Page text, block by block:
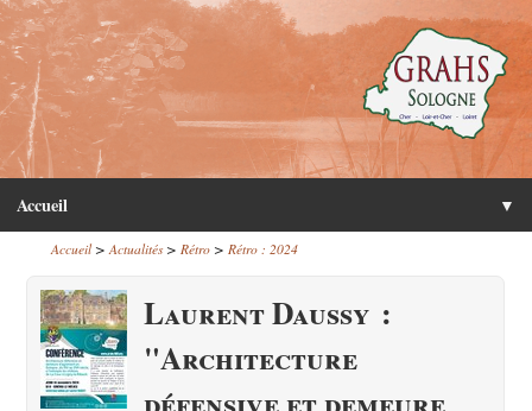
Accueil ▼
Accueil> Actualités> Rétro> Rétro : 2024
Laurent Daussy :
"Architecture